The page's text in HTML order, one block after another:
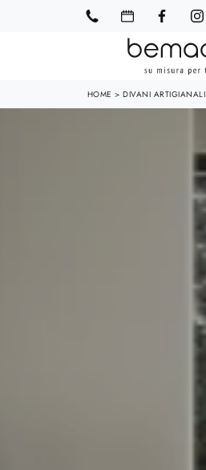
HOME > DIVANI ARTIGIANALI